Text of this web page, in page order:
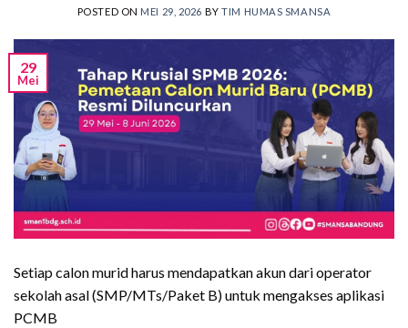
POSTED ON MEI 29, 2026 BYTIM HUMAS SMANSA
29
Mei
Setiap calon murid harus mendapatkan akun dari operator
sekolah asal (SMP/MTs/Paket B) untuk mengakses aplikasi
PCMB